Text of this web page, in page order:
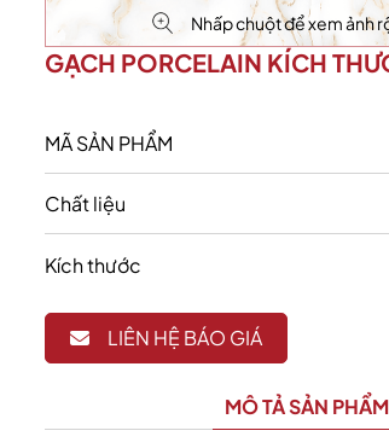
Nhấp chuột để xem ảnh
GẠCH PORCELAIN KÍCH
MÃ SẢN PHẨM
Chất liệu
Kích thước
LIÊN HỆ BÁO GIÁ
MÔ TẢ SẢN PHẨM